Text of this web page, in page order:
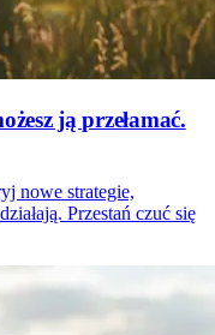
ją przełamać.
nowe strategie,
Przestań czuć się